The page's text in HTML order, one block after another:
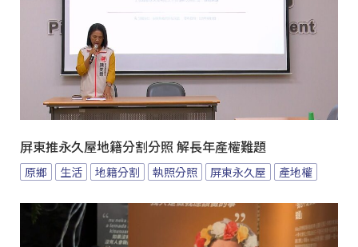
屏東推永久屋地籍分割分照 解長年產權難題
原鄉 生活 地籍分割 執照分照 屏東永久屋 產地權